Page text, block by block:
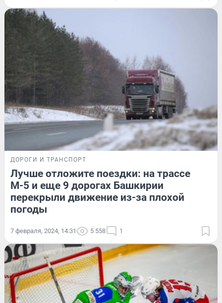
ДОРОГИ И ТРАНСПОРТ
Лучше отложите поездки: на трассе
М-5 и еще 9 дорогах Башкирии
перекрыли движение из-за плохой
погоды
7 февраля, 2024, 14:31 5 558 1